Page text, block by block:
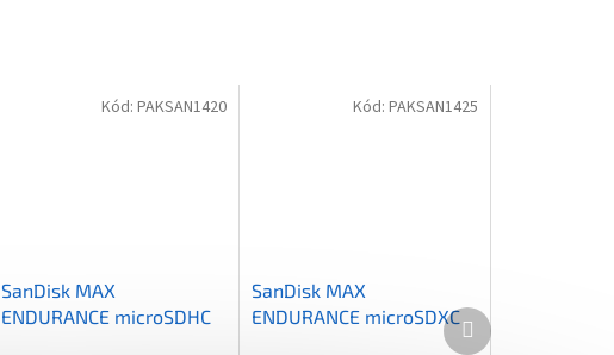
SanDisk MAX
ENDURANCE microSDHC
Kód:PAKSAN1420
SanDisk MAX
ENDURANCE microSDXC
Kód: PAKSAN1425
Další
produkt